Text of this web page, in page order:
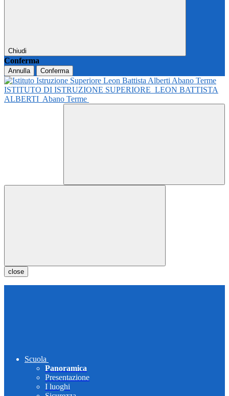
Chiudi
Conferma
Annulla Conferma
ISTITUTO DI ISTRUZIONE SUPERIORE LEON BATTISTA
ALBERTI Abano Terme
close
Scuola
Panoramica
Presentazione
I luoghi